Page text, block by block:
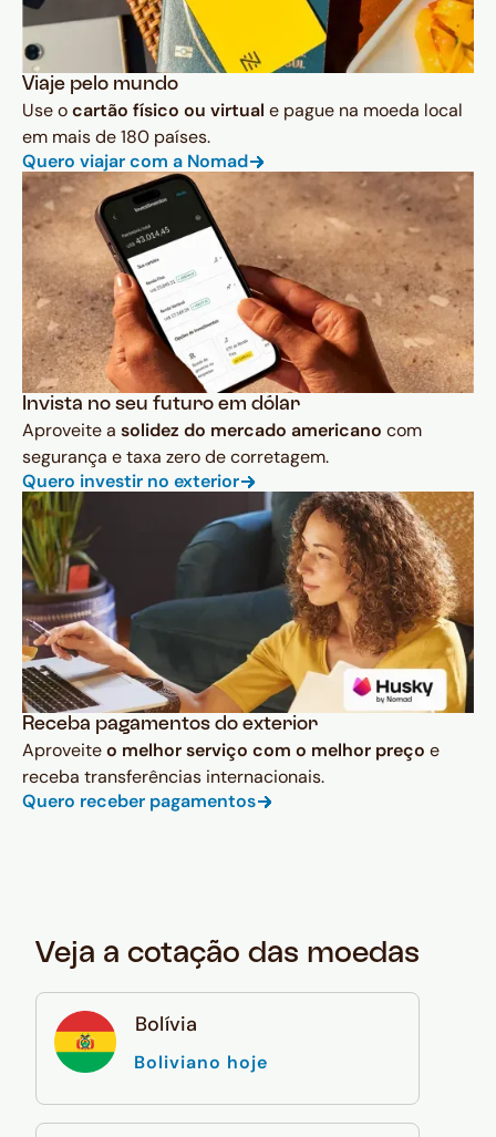
Viaje pelo mundo
Use ocartão físico ou virtual e pague na moeda local
em mais de 180 países.
Quero viajar com a Nomad
Invista no seu futuro em dólar
Aproveite a solidez do mercado americano com
segurança e taxa zero de corretagem.
Quero investir no exterior
Receba pagamentos do exterior
Aproveiteo melhor serviço com o melhor preço e
receba transferências internacionais.
Quero receber pagamentos
Veja a cotação das moedas
Bolívia
Boliviano hoje